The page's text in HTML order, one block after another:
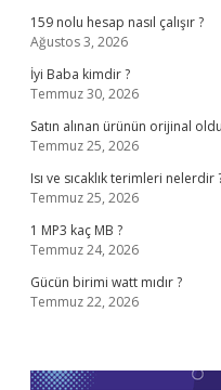
159 nolu hesap nasıl çalışır ?
Ağustos 3, 2026
İyi Baba kimdir ?
Temmuz 30, 2026
Satın alınan ürünün orijinal
Temmuz 25, 2026
Isı ve sıcaklık terimleri nelerdir
Temmuz 25, 2026
1 MP3 kaç MB ?
Temmuz 24, 2026
Gücün birimi watt mıdır ?
Temmuz 22, 2026